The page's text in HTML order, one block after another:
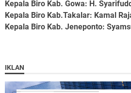
Kepala Biro Kab. Gowa: H.
Kepala Biro Kab.Takalar: Kamal
Kepala Biro Kab. Jeneponto:
IKLAN